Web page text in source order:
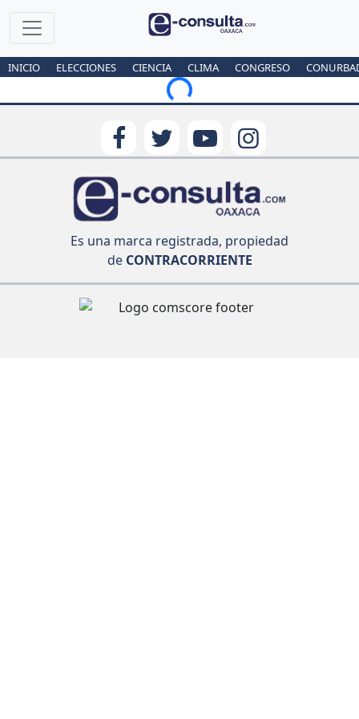
INICIO ELECCIONES CIENCIA CLIMA CONGRESO
Loading...
Es una marca registrada, propiedad
deCONTRACORRIENTE